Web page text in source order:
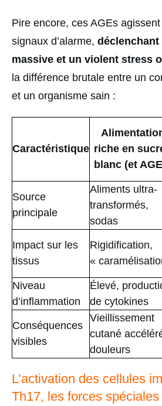
Pire encore, ces AGEs
signaux d’alarme,
massive et un violent stress
la différence brutale entre un
et un organisme sain :
Caractéristique riche en
blanc (et
Source
principale
Aliments ultra-
transformés,
sodas
Impact sur les
tissus
Rigidification,
«
Niveau
d’inflammation
Élevé,
de cytokines
Conséquences
visibles
Vieillissement
cutané
douleurs
L’activation des cellules
Th17, les forces spéciales